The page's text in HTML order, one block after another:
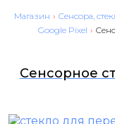
Магазин › Сенсора,
Google Pixel ›
Сенсорное